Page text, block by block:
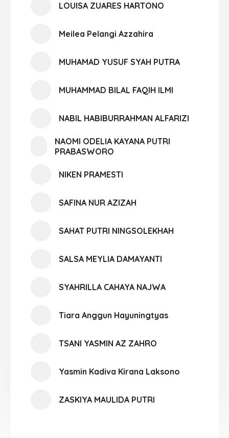
LOUISA ZUARES HARTONO
Meilea Pelangi Azzahira
MUHAMAD YUSUF SYAH PUTRA
MUHAMMAD BILAL FAQIH ILMI
NABIL HABIBURRAHMAN ALFARIZI
NAOMI ODELIA KAYANA PUTRI
PRABASWORO
NIKEN PRAMESTI
SAFINA NUR AZIZAH
SAHAT PUTRI NINGSOLEKHAH
SALSA MEYLIA DAMAYANTI
SYAHRILLA CAHAYA NAJWA
Tiara Anggun Hayuningtyas
TSANI YASMIN AZ ZAHRO
Yasmin Kadiva Kirana Laksono
ZASKIYA MAULIDA PUTRI